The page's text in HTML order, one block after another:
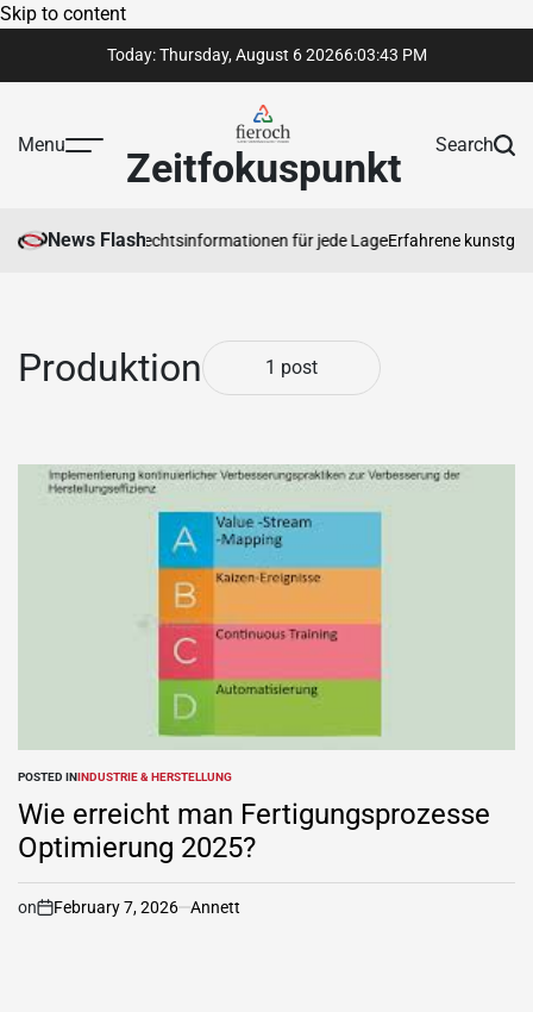
Skip to content
Today: Thursday, August 6 20266:03:43 PM
Menu Zeitfokuspunkt Search
News FlashRechtsinformationen für jede LageErfahrene
Produktion 1 post
POSTED ININDUSTRIE & HERSTELLUNG
Wie erreicht man Fertigungsprozesse
Optimierung 2025?
on February 7, 2026 Annett